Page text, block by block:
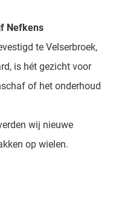
Nefkens
te Velserbroek,
is hét gezicht voor
of het onderhoud
wij nieuwe
op wielen.